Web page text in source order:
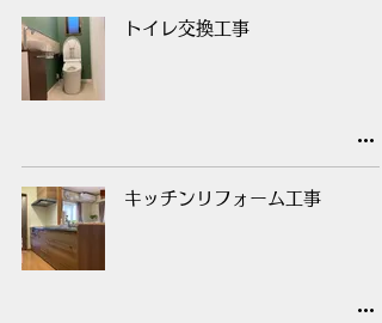
トイレ交換工事
キッチンリフォーム工事